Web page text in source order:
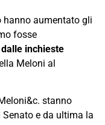
aumentato gli
fosse
inchieste
Meloni al
stanno
Senato e da ultima la